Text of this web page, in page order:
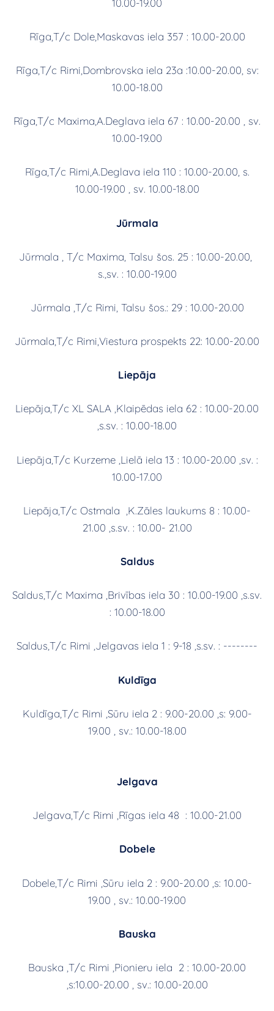
Rīga,T/c Dole,Maskavas iela 357 : 10.00-20.00
Rīga,T/c Rimi,Dombrovska iela 23a :10.00-20.00, sv:
10.00-18.00
Rīga,T/c Maxima,A.Deglava iela 67 : 10.00-20.00 , sv.
10.00-19.00
Rīga,T/c Rimi,A.Deglava iela 110 : 10.00-20.00, s.
10.00-19.00 , sv. 10.00-18.00
Jūrmala
Jūrmala , T/c Maxima, Talsu šos. 25 : 10.00-20.00,
s.,sv. : 10.00-19.00
Jūrmala ,T/c Rimi, Talsu šos.: 29 : 10.00-20.00
Jūrmala,T/c Rimi,Viestura prospekts 22: 10.00-20.00
Liepāja
Liepāja,T/c XL SALA ,Klaipēdas iela 62 : 10.00-20.00
,s.sv. : 10.00-18.00
Liepāja,T/c Kurzeme ,Lielā iela 13 : 10.00-20.00 ,sv. :
10.00-17.00
Liepāja,T/c Ostmala ,K.Zāles laukums 8 : 10.00-
21.00 ,s.sv. : 10.00- 21.00
Saldus
Saldus,T/c Maxima ,Brivības iela 30 : 10.00-19.00 ,s.sv.
: 10.00-18.00
Saldus,T/c Rimi ,Jelgavas iela 1 : 9-18 ,s.sv. : --------
Kuldīga
Kuldīga,T/c Rimi ,Sūru iela 2 : 9.00-20.00 ,s: 9.00-
19.00 , sv.: 10.00-18.00
Jelgava
Jelgava,T/c Rimi ,Rīgas iela 48 : 10.00-21.00
Dobele
Dobele,T/c Rimi ,Sūru iela 2 : 9.00-20.00 ,s: 10.00-
19.00 , sv.: 10.00-19.00
Bauska
Bauska ,T/c Rimi ,Pionieru iela 2 : 10.00-20.00
,s:10.00-20.00 , sv.: 10.00-20.00